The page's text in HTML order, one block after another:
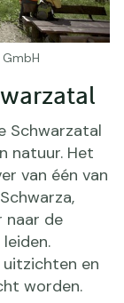
Schwarzatal
natuur. Het
van één van
naar de
en
worden.